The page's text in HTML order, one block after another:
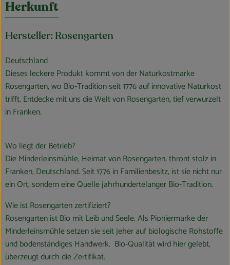
Herkunft
Hersteller: Rosengarten
Deutschland
Dieses leckere Produkt kommt von der Naturkostmarke
Rosengarten, wo Bio-Tradition seit 1776 auf innovative Naturkost
trifft. Entdecke mit uns die Welt von Rosengarten, tief verwurzelt
in Franken.
Wo liegt der Betrieb?
Die Minderleinsmühle, Heimat von Rosengarten, thront stolz in
Franken, Deutschland. Seit 1776 in Familienbesitz, ist sie nicht nur
ein Ort, sondern eine Quelle jahrhundertelanger Bio-Tradition.
Wie ist Rosengarten zertifiziert?
Rosengarten ist Bio mit Leib und Seele. Als Pioniermarke der
Minderleinsmühle setzen sie seit jeher auf biologische Rohstoffe
und bodenständiges Handwerk. Bio-Qualität wird hier gelebt,
überzeugt durch die Zertifikat.